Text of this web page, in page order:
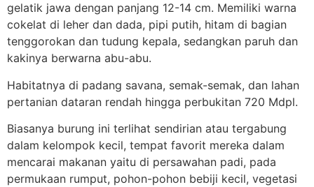
gelatik jawa dengan panjang 12-14 cm. Memiliki warna
cokelat di leher dan dada, pipi putih, hitam di bagian
tenggorokan dan tudung kepala, sedangkan paruh dan
kakinya berwarna abu-abu.
Habitatnya di padang savana, semak-semak, dan lahan
pertanian dataran rendah hingga perbukitan 720 Mdpl.
Biasanya burung ini terlihat sendirian atau tergabung
dalam kelompok kecil, tempat favorit mereka dalam
mencarai makanan yaitu di persawahan padi, pada
permukaan rumput, pohon-pohon bebiji kecil, vegetasi